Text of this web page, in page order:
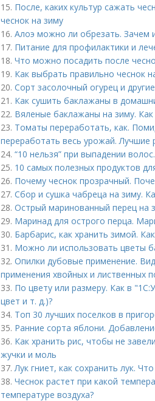
15. После, каких культур сажать
чеснок на зиму
16. Алоэ можно ли обрезать. Зачем
17. Питание для профилактики и
18. Что можно посадить после
19. Как выбрать правильно чеснок
20. Сорт засолочный огурец и
21. Как сушить баклажаны в
22. Вяленые баклажаны на зиму.
23. Томаты переработать, как.
переработать весь урожай.
24. “10 нельзя” при выпадении
25. 10 самых полезных продуктов
26. Почему чеснок прозрачный.
27. Сбор и сушка чабреца на зиму.
28. Острый маринованный перец на
29. Маринад для острого перца.
30. Барбарис, как хранить зимой.
31. Можно ли использовать цветы
32. Опилки дубовые применение.
применения хвойных и лиственных
33. По цвету или размеру. Как в
цвет и т. д.)?
34. Топ 30 лучших поселков в
35. Ранние сорта яблони.
36. Как хранить рис, чтобы не
жучки и моль
37.Лук гниет, как сохранить лук.
38. Чеснок растет при какой
температуре воздуха?